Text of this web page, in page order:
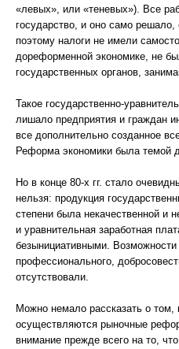
«левых», или «теневых»). Все
государство, и оно само решало,
поэтому налоги не имели
дореформенной экономике, не
государственных органов,
Такое государственно-
лишало предприятия и граждан
все дополнительно созданное
Реформа экономики была темой
Но в конце 80-х гг. стало
нельзя: продукция
степени была некачественной и
и уравнительная заработная
безынициативными.
профессионального,
отсутствовали.
Можно немало рассказать о том,
осуществляются рыночные
внимание прежде всего на то,